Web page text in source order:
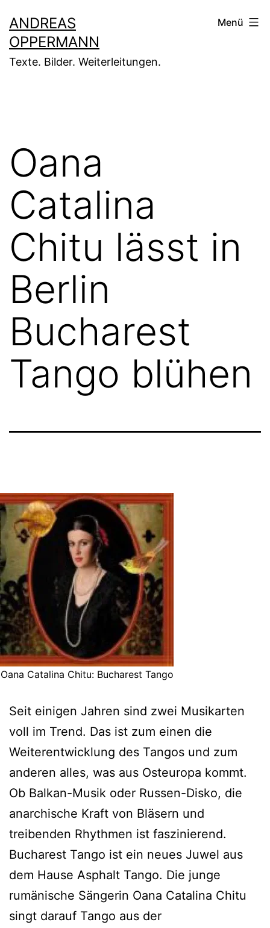
Inhalt
springen
ANDREAS
OPPERMANN
Texte. Bilder. Weiterleitungen.
Menü
Oana
Catalina
Chitu lässt in
Berlin
Bucharest
Tango blühen
Oana Catalina Chitu: Bucharest Tango
Seit einigen Jahren sind zwei Musikarten
voll im Trend. Das ist zum einen die
Weiterentwicklung des Tangos und zum
anderen alles, was aus Osteuropa kommt.
Ob Balkan-Musik oder Russen-Disko, die
anarchische Kraft von Bläsern und
treibenden Rhythmen ist faszinierend.
Bucharest Tango ist ein neues Juwel aus
dem Hause Asphalt Tango. Die junge
rumänische Sängerin Oana Catalina Chitu
singt darauf Tango aus der